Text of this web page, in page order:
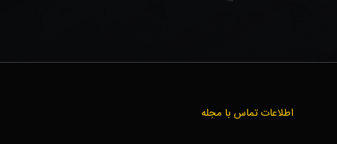
اطلاعات تماس با مجله